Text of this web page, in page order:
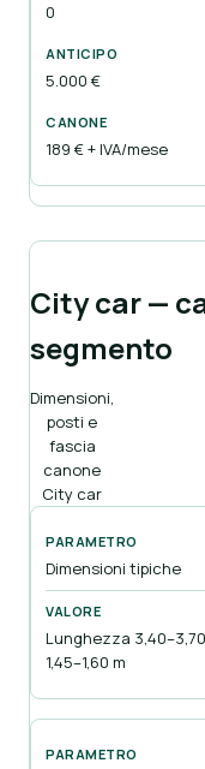
0
5.000 €
189 € + IVA/mese
City car —
segmento
Dimensioni,
posti e
fascia
canone
City car
Dimensioni tipiche
Lunghezza 3,40–3,70
1,45–1,60 m